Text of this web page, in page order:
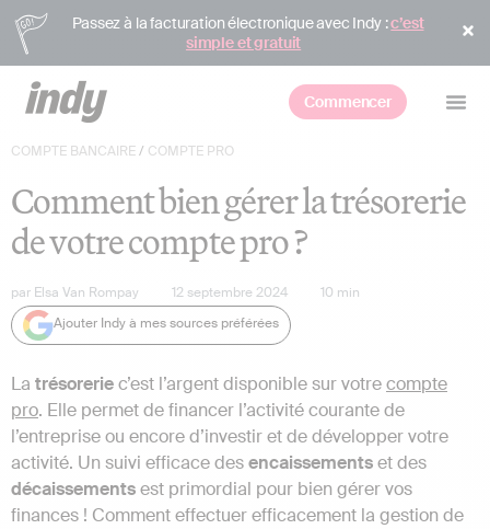
Passez à la facturation électronique avec Indy :c’est
simple et gratuit
Commencer
COMPTE BANCAIRE/ COMPTE PRO
Comment bien gérer la trésorerie
de votre compte pro ?
par Elsa Van Rompay 12 septembre 2024 10 min
Ajouter Indy à mes sources préférées
La trésoreriec’est l’argent disponible sur votrecompte
pro. Elle permet de financer l’activité courante de
l’entreprise ou encore d’investir et de développer votre
activité. Un suivi efficace desencaissementset des
décaissementsest primordial pour bien gérer vos
finances ! Comment effectuer efficacement la gestion de